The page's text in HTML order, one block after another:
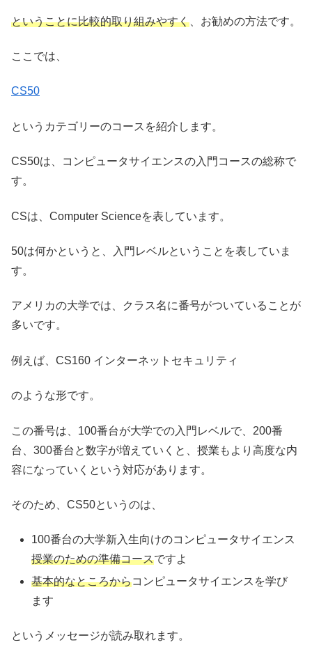
ということに比較的取り組みやすく 、お勧めの方法です。
ここでは、
CS50
というカテゴリーのコースを紹介します。
CS50は、コンピュータサイエンスの入門コースの総称で
す。
CSは、Computer Scienceを表しています。
50は何かというと、入門レベルということを表していま
す。
アメリカの大学では、クラス名に番号がついていることが
多いです。
例えば、CS160 インターネットセキュリティ
のような形です。
この番号は、100番台が大学での入門レベルで、200番
台、300番台と数字が増えていくと、授業もより高度な内
容になっていくという対応があります。
そのため、CS50というのは、
100番台の大学新入生向けのコンピュータサイエンス
授業のための準備コースですよ
基本的なところからコンピュータサイエンスを学び
ます
というメッセージが読み取れます。